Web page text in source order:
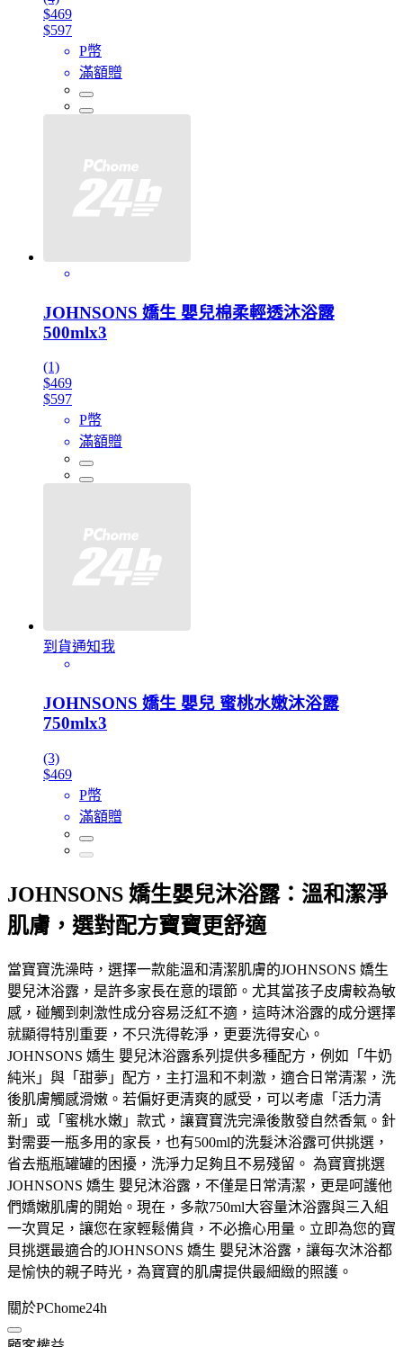
$469
$597
P幣
滿額贈
JOHNSONS 嬌生 嬰兒棉柔輕透沐浴露
500mlx3
(1)
$469
$597
P幣
滿額贈
到貨通知我
JOHNSONS 嬌生 嬰兒 蜜桃水嫩沐浴露
750mlx3
(3)
$469
P幣
滿額贈
JOHNSONS 嬌生嬰兒沐浴露：溫和潔淨
肌膚，選對配方寶寶更舒適
當寶寶洗澡時，選擇一款能溫和清潔肌膚的JOHNSONS 嬌生
嬰兒沐浴露，是許多家長在意的環節。尤其當孩子皮膚較為敏
感，碰觸到刺激性成分容易泛紅不適，這時沐浴露的成分選擇
就顯得特別重要，不只洗得乾淨，更要洗得安心。
JOHNSONS 嬌生 嬰兒沐浴露系列提供多種配方，例如「牛奶
純米」與「甜夢」配方，主打溫和不刺激，適合日常清潔，洗
後肌膚觸感滑嫩。若偏好更清爽的感受，可以考慮「活力清
新」或「蜜桃水嫩」款式，讓寶寶洗完澡後散發自然香氣。針
對需要一瓶多用的家長，也有500ml的洗髮沐浴露可供挑選，
省去瓶瓶罐罐的困擾，洗淨力足夠且不易殘留。 為寶寶挑選
JOHNSONS 嬌生 嬰兒沐浴露，不僅是日常清潔，更是呵護他
們嬌嫩肌膚的開始。現在，多款750ml大容量沐浴露與三入組
一次買足，讓您在家輕鬆備貨，不必擔心用量。立即為您的寶
貝挑選最適合的JOHNSONS 嬌生 嬰兒沐浴露，讓每次沐浴都
是愉快的親子時光，為寶寶的肌膚提供最細緻的照護。
關於PChome24h